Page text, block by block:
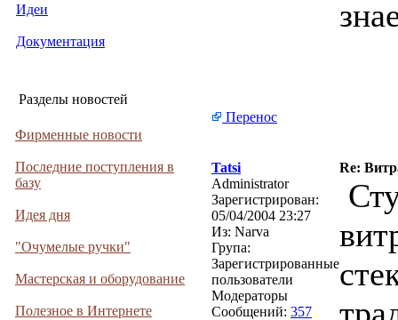
Идеи
Документация
Разделы новостей
Фирменные новости
Последние поступления в
базу
Идея дня
"Очумелые ручки"
Мастерская и оборудование
Полезное в Интернете
Перенос
Tatsi
Re:
Administrator
Зарегистрирован:
05/04/2004 23:27
Из: Narva
Група:
Зарегистрированные
пользователи
Модераторы
Сообщений: 357